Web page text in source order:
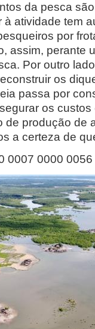
da pesca
atividade tem
por
assim, perante
Por outro
os
passa por
os
de produção de
a certeza de
0007 0000